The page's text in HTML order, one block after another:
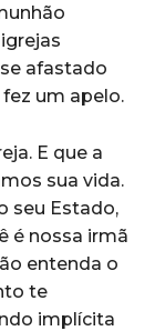
afastado
um apelo.
E que a
sua vida.
seu Estado,
é nossa irmã
entenda o
te
implícita